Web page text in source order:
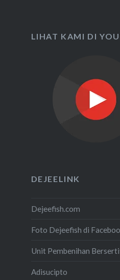
LIHAT KAMI DI
DEJEELINK
Dejeefish.com
Foto Dejeefish di
Unit Pembenihan
Adisucipto